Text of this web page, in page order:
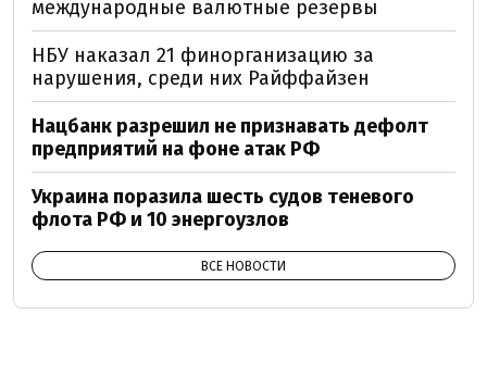
международные валютные резервы
НБУ наказал 21 финорганизацию за
нарушения, среди них Райффайзен
Нацбанк разрешил не признавать дефолт
предприятий на фоне атак РФ
Украина поразила шесть судов теневого
флота РФ и 10 энергоузлов
ВСЕ НОВОСТИ